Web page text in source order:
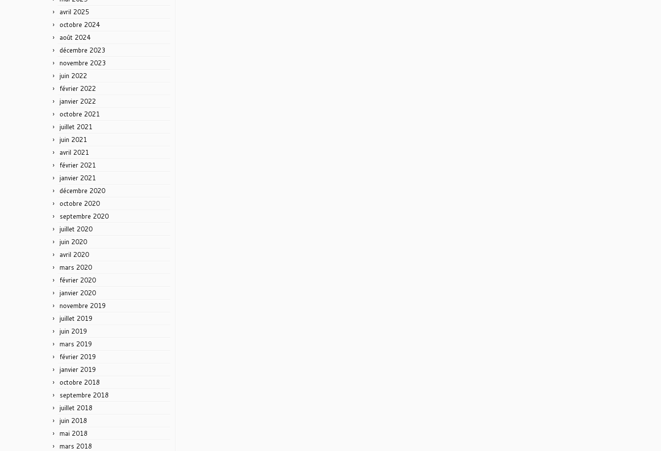
avril 2025
octobre 2024
août 2024
décembre 2023
novembre 2023
juin 2022
février 2022
janvier 2022
octobre 2021
juillet 2021
juin 2021
avril 2021
février 2021
janvier 2021
décembre 2020
octobre 2020
septembre 2020
juillet 2020
juin 2020
avril 2020
mars 2020
février 2020
janvier 2020
novembre 2019
juillet 2019
juin 2019
mars 2019
février 2019
janvier 2019
octobre 2018
septembre 2018
juillet 2018
juin 2018
mai 2018
mars 2018